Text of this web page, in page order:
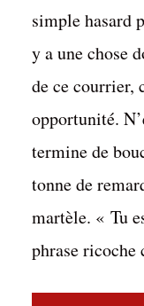
simple hasard
y a une chose
de ce courrier,
opportunité.
termine de
tonne de
martèle. « Tu
phrase ricoche